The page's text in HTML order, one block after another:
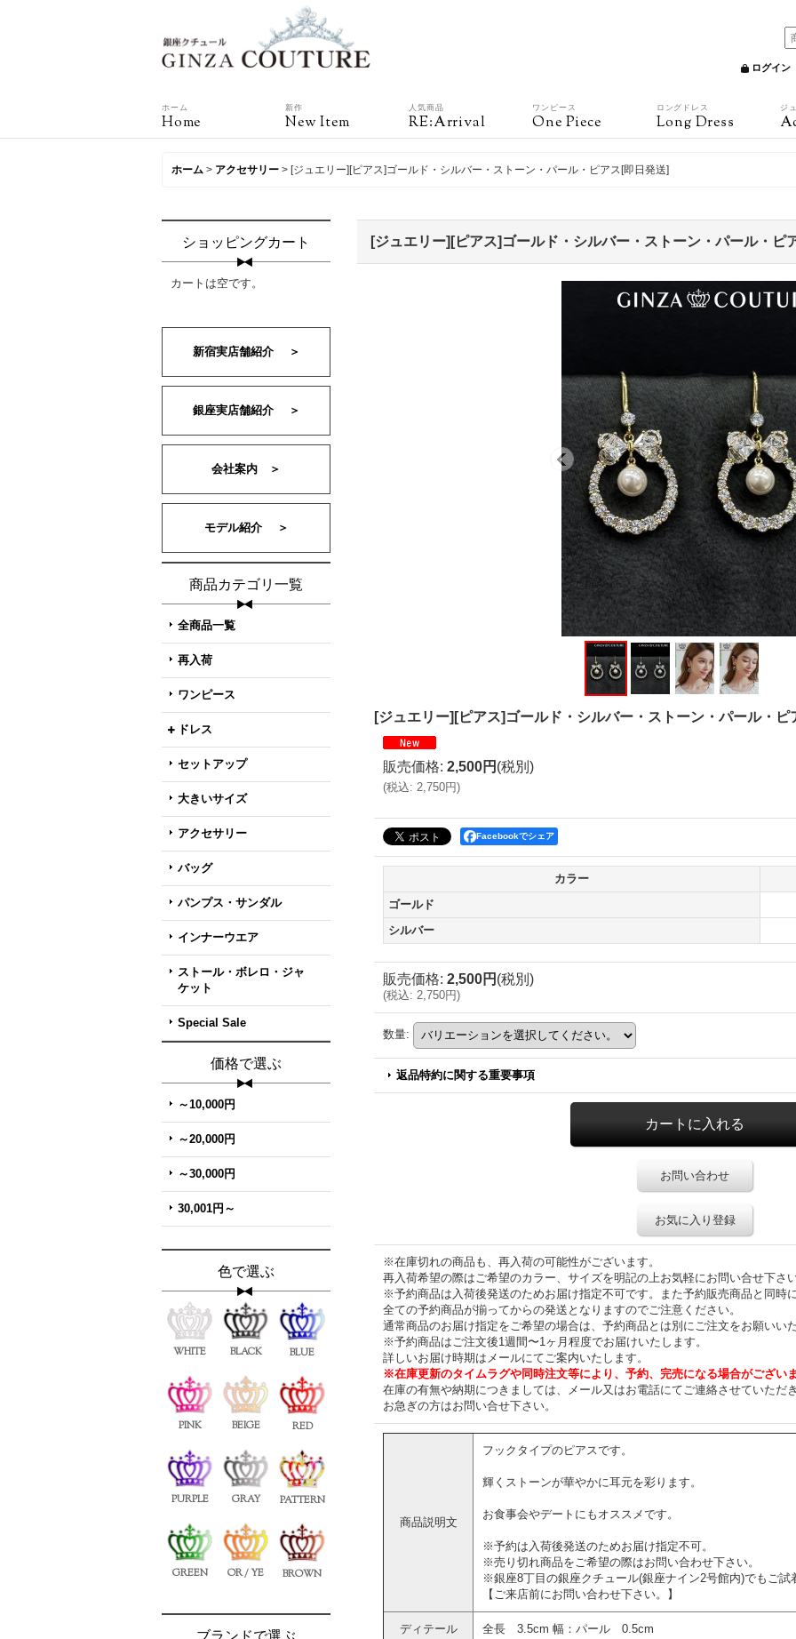
ログイン
ホーム
Home
新作
New Item
人気商品
RE:Arrival
ワンピース
One Piece
ロングドレス
Long Dress
ジ
ホーム > アクセサリー > [ジュエリー][ピアス]ゴールド・シルバー・ストーン・パール・ピアス[即日発送]
ショッピングカート
カートは空です。
新宿実店舗紹介 ＞
銀座実店舗紹介 ＞
会社案内 ＞
モデル紹介 ＞
商品カテゴリ一覧
全商品一覧
再入荷
ワンピース
ドレス
セットアップ
大きいサイズ
アクセサリー
バッグ
パンプス・サンダル
インナーウエア
ストール・ボレロ・ジャ
ケット
Special Sale
価格で選ぶ
～10,000円
～20,000円
～30,000円
30,001円～
色で選ぶ
WHITE BLACK BLUE
PINK BEIGE RED
PURPLE GRAY PATTERN
GREEN OR / YE BROWN
ブランドで選ぶ
[ジュエリー][ピアス]ゴールド・シルバー・ストーン・パール・ピ
[ジュエリー][ピアス]ゴールド・シルバー・ストーン・パール・ピ
販売価格: 2,500円 (税別)
(税込: 2,750円)
Facebookでシェア
カラー
ゴールド
シルバー
販売価格: 2,500円 (税別)
(税込: 2,750円)
数量:
返品特約に関する重要事項
お問い合わせ
お気に入り登録
※在庫切れの商品も、再入荷の可能性がございます。
再入荷希望の際はご希望のカラー、サイズを明記の上お気軽にお問い合せ下さい
※予約商品は入荷後発送のためお届け指定不可です。また予約販売商品と同時
全ての予約商品が揃ってからの発送となりますのでご注意ください。
通常商品のお届け指定をご希望の場合は、予約商品とは別にご注文をお願いいた
※予約商品はご注文後1週間〜1ヶ月程度でお届けいたします。
詳しいお届け時期はメールにてご案内いたします。
※在庫更新のタイムラグや同時注文等により、予約、完売になる場合がございま
在庫の有無や納期につきましては、メール又はお電話にてご連絡させていただき
お急ぎの方はお問い合せ下さい。
商品説明文
フックタイプのピアスです。
輝くストーンが華やかに耳元を彩ります。
お食事会やデートにもオススメです。
※予約は入荷後発送のためお届け指定不可。
※売り切れ商品をご希望の際はお問い合わせ下さい。
※銀座8丁目の銀座クチュール(銀座ナイン2号館内)でもご試
【ご来店前にお問い合わせ下さい。】
ディテール 全長 3.5cm 幅：パール 0.5cm